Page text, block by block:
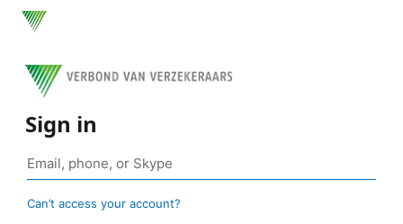
Sign in
Can’t access your account?